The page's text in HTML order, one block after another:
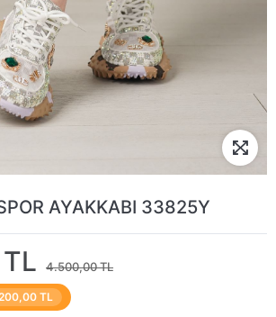
AYAKKABI 33825Y
4.500,00 TL
TL